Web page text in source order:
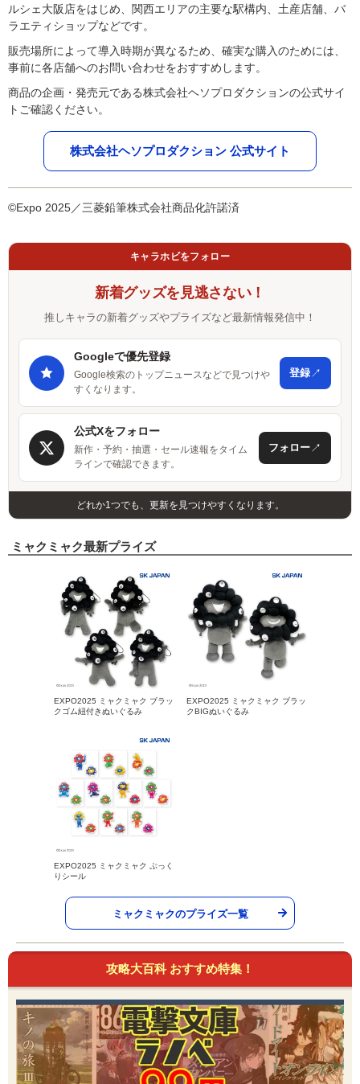
ルシェ大阪店をはじめ、関西エリアの主要な駅構内、土産店舗、バ
ラエティショップなどです。
販売場所によって導入時期が異なるため、確実な購入のためには、
事前に各店舗へのお問い合わせをおすすめします。
商品の企画・発売元である株式会社ヘソプロダクションの公式サイ
トご確認ください。
株式会社ヘソプロダクション 公式サイト
©Expo 2025／三菱鉛筆株式会社商品化許諾済
キャラホビをフォロー
新着グッズを見逃さない！
推しキャラの新着グッズやプライズなど最新情報発信中！
Googleで優先登録
Google検索のトップニュースなどで見つけや
すくなります。
登録↗
公式Xをフォロー
新作・予約・抽選・セール速報をタイム
ラインで確認できます。
フォロー↗
どれか1つでも、更新を見つけやすくなります。
ミャクミャク最新プライズ
EXPO2025 ミャクミャク ブラッ
クゴム紐付きぬいぐるみ
EXPO2025 ミャクミャク ブラッ
クBIGぬいぐるみ
EXPO2025 ミャクミャク ぷっく
りシール
ミャクミャクのプライズ一覧
攻略大百科 おすすめ特集！